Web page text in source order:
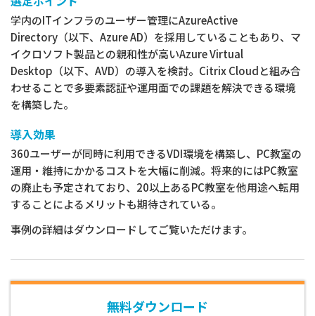
学内のITインフラのユーザー管理にAzureActive
Directory（以下、Azure AD）を採用していることもあり、マ
イクロソフト製品との親和性が高いAzure Virtual
Desktop（以下、AVD）の導入を検討。Citrix Cloudと組み合
わせることで多要素認証や運用面での課題を解決できる環境
を構築した。
導入効果
360ユーザーが同時に利用できるVDI環境を構築し、PC教室の
運用・維持にかかるコストを大幅に削減。将来的にはPC教室
の廃止も予定されており、20以上あるPC教室を他用途へ転用
することによるメリットも期待されている。
事例の詳細はダウンロードしてご覧いただけます。
無料ダウンロード